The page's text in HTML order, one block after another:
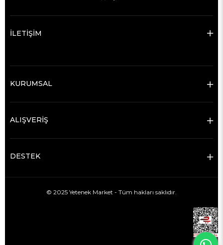
İLETİŞİM
KURUMSAL
ALIŞVERİŞ
DESTEK
© 2025 Yetenek Market - Tüm hakları saklıdır.